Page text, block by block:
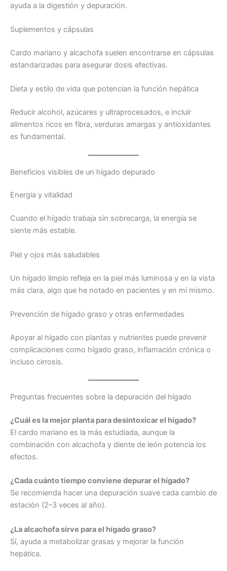
ayuda a la digestión y depuración.
Suplementos y cápsulas
Cardo mariano y alcachofa suelen encontrarse en cápsulas
estandarizadas para asegurar dosis efectivas.
Dieta y estilo de vida que potencian la función hepática
Reducir alcohol, azúcares y ultraprocesados, e incluir
alimentos ricos en fibra, verduras amargas y antioxidantes
es fundamental.
Beneficios visibles de un hígado depurado
Energía y vitalidad
Cuando el hígado trabaja sin sobrecarga, la energía se
siente más estable.
Piel y ojos más saludables
Un hígado limpio refleja en la piel más luminosa y en la vista
más clara, algo que he notado en pacientes y en mí mismo.
Prevención de hígado graso y otras enfermedades
Apoyar al hígado con plantas y nutrientes puede prevenir
complicaciones como hígado graso, inflamación crónica o
incluso cirrosis.
Preguntas frecuentes sobre la depuración del hígado
¿Cuál es la mejor planta para desintoxicar el hígado?
El cardo mariano es la más estudiada, aunque la
combinación con alcachofa y diente de león potencia los
efectos.
¿Cada cuánto tiempo conviene depurar el hígado?
Se recomienda hacer una depuración suave cada cambio de
estación (2–3 veces al año).
¿La alcachofa sirve para el hígado graso?
Sí, ayuda a metabolizar grasas y mejorar la función
hepática.